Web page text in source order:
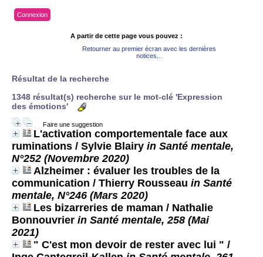
Connexion
A partir de cette page vous pouvez :
Retourner au premier écran avec les dernières
notices...
Résultat de la recherche
1348 résultat(s) recherche sur le mot-clé 'Expression
des émotions'
Faire une suggestion
L'activation comportementale face aux
ruminations / Sylvie Blairy in Santé mentale,
N°252 (Novembre 2020)
Alzheimer : évaluer les troubles de la
communication / Thierry Rousseau in Santé
mentale, N°246 (Mars 2020)
Les bizarreries de maman / Nathalie
Bonnouvrier in Santé mentale, 258 (Mai
2021)
" C'est mon devoir de rester avec lui " /